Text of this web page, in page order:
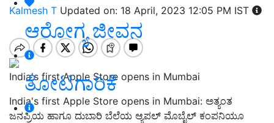
ಆರೋಗ್ಯ ಜೀವನ
ತೋಟಗಾರಿಕೆ
Kalmesh T Updated on: 18 April, 2023 12:05 PM IST
India's first Apple Store opens in Mumbai
India's first Apple Store opens in Mumbai: ಅತ್ಯಂತ
ಜನಪ್ರಿಯ ಹಾಗೂ ದುಬಾರಿ ಬೆಲೆಯ ಆ್ಯಪಲ್ ಮೊಬೈಲ್‌ ಕಂಪನಿಯೂ